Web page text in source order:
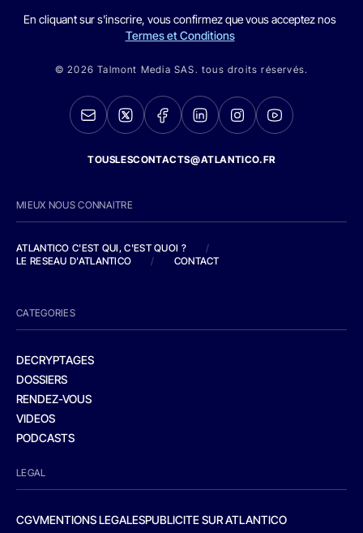
En cliquant sur s'inscrire, vous confirmez que vous acceptez nos
Termes et Conditions
© 2026 Talmont Media SAS. tous droits réservés.
TOUSLESCONTACTS@ATLANTICO.FR
MIEUX NOUS CONNAITRE
ATLANTICO C'EST QUI, C'EST QUOI ?
/
LE RESEAU D'ATLANTICO
/ CONTACT
CATEGORIES
DECRYPTAGES
DOSSIERS
RENDEZ-VOUS
VIDEOS
PODCASTS
LEGAL
CGVMENTIONS LEGALESPUBLICITE SUR ATLANTICO